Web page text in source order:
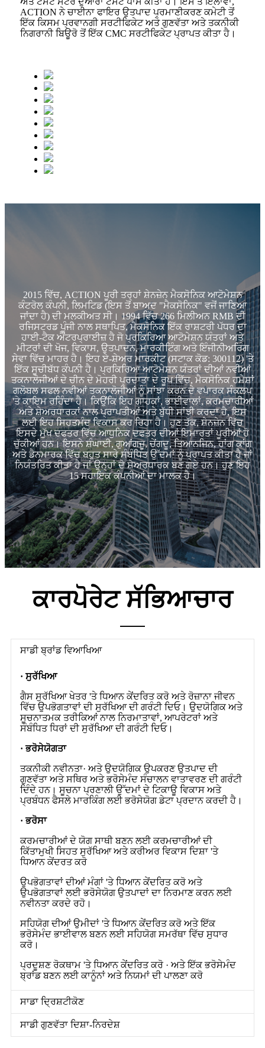
ACTION ਨੇ ਚਾਈਨਾ ਫਾਇਰ ਉਤਪਾਦ ਪ੍ਰਮਾਣੀਕਰਣ ਕਮੇਟੀ ਤੋਂ
ਇੱਕ ਕਿਸਮ ਪ੍ਰਵਾਨਗੀ ਸਰਟੀਫਿਕੇਟ ਅਤੇ ਗੁਣਵੱਤਾ ਅਤੇ ਤਕਨੀਕੀ
ਨਿਗਰਾਨੀ ਬਿਊਰੋ ਤੋਂ ਇੱਕ CMC ਸਰਟੀਫਿਕੇਟ ਪ੍ਰਾਪਤ ਕੀਤਾ ਹੈ।
2015 ਵਿੱਚ, ACTION ਪੂਰੀ ਤਰ੍ਹਾਂ ਸ਼ੇਨਜ਼ੇਨ ਮੈਕਸੋਨਿਕ ਆਟੋਮੇਸ਼ਨ
ਕੰਟਰੋਲ ਕੰਪਨੀ, ਲਿਮਟਿਡ (ਇਸ ਤੋਂ ਬਾਅਦ "ਮੈਕਸੋਨਿਕ" ਵਜੋਂ ਜਾਣਿਆ
ਜਾਂਦਾ ਹੈ) ਦੀ ਮਲਕੀਅਤ ਸੀ। 1994 ਵਿੱਚ 266 ਮਿਲੀਅਨ RMB ਦੀ
ਰਜਿਸਟਰਡ ਪੂੰਜੀ ਨਾਲ ਸਥਾਪਿਤ, ਮੈਕਸੋਨਿਕ ਇੱਕ ਰਾਸ਼ਟਰੀ ਪੱਧਰ ਦਾ
ਹਾਈ-ਟੈਕ ਐਂਟਰਪ੍ਰਾਈਜ਼ ਹੈ ਜੋ ਪ੍ਰਕਿਰਿਆ ਆਟੋਮੇਸ਼ਨ ਯੰਤਰਾਂ ਅਤੇ
ਮੀਟਰਾਂ ਦੀ ਖੋਜ, ਵਿਕਾਸ, ਉਤਪਾਦਨ, ਮਾਰਕੀਟਿੰਗ ਅਤੇ ਇੰਜੀਨੀਅਰਿੰਗ
ਸੇਵਾ ਵਿੱਚ ਮਾਹਰ ਹੈ। ਇਹ ਏ-ਸ਼ੇਅਰ ਮਾਰਕੀਟ (ਸਟਾਕ ਕੋਡ: 300112) 'ਤੇ
ਇੱਕ ਸੂਚੀਬੱਧ ਕੰਪਨੀ ਹੈ। ਪ੍ਰਕਿਰਿਆ ਆਟੋਮੇਸ਼ਨ ਯੰਤਰਾਂ ਦੀਆਂ ਨਵੀਆਂ
ਤਕਨਾਲੋਜੀਆਂ ਦੇ ਚੀਨ ਦੇ ਮੋਹਰੀ ਪ੍ਰਦਾਤਾ ਦੇ ਰੂਪ ਵਿੱਚ, ਮੈਕਸੋਨਿਕ ਹਮੇਸ਼ਾਂ
ਗਲੋਬਲ ਸਫਲ ਨਵੀਆਂ ਤਕਨਾਲੋਜੀਆਂ ਨੂੰ ਸਾਂਝਾ ਕਰਨ ਦੇ ਵਪਾਰਕ ਸੰਕਲਪ
'ਤੇ ਕਾਇਮ ਰਹਿੰਦਾ ਹੈ। ਕਿਉਂਕਿ ਇਹ ਗਾਹਕਾਂ, ਭਾਈਵਾਲਾਂ, ਕਰਮਚਾਰੀਆਂ
ਅਤੇ ਸ਼ੇਅਰਧਾਰਕਾਂ ਨਾਲ ਪ੍ਰਾਪਤੀਆਂ ਅਤੇ ਬੁੱਧੀ ਸਾਂਝੀ ਕਰਦਾ ਹੈ, ਇਸ
ਲਈ ਇਹ ਸਿਹਤਮੰਦ ਵਿਕਾਸ ਕਰ ਰਿਹਾ ਹੈ। ਹੁਣ ਤੱਕ, ਸ਼ੇਨਜ਼ੇਨ ਵਿੱਚ
ਇਸਦੇ ਮੁੱਖ ਦਫਤਰ ਵਿੱਚ ਆਧੁਨਿਕ ਦਫਤਰ ਦੀਆਂ ਇਮਾਰਤਾਂ ਪੂਰੀਆਂ ਹੋ
ਚੁੱਕੀਆਂ ਹਨ। ਇਸਨੇ ਸ਼ੰਘਾਈ, ਗੁਆਂਗਜ਼ੂ, ਚੇਂਗਦੂ, ਤਿਆਨਜਿਨ, ਹਾਂਗ ਕਾਂਗ
ਅਤੇ ਡੈਨਮਾਰਕ ਵਿੱਚ ਬਹੁਤ ਸਾਰੇ ਸੰਬੰਧਿਤ ਉੱਦਮਾਂ ਨੂੰ ਪ੍ਰਾਪਤ ਕੀਤਾ ਹੈ ਜਾਂ
ਨਿਯੰਤਰਿਤ ਕੀਤਾ ਹੈ ਜਾਂ ਉਨ੍ਹਾਂ ਦੇ ਸ਼ੇਅਰਧਾਰਕ ਬਣ ਗਏ ਹਨ। ਹੁਣ ਇਹ
15 ਸਹਾਇਕ ਕੰਪਨੀਆਂ ਦਾ ਮਾਲਕ ਹੈ।
ਕਾਰਪੋਰੇਟ ਸੱਭਿਆਚਾਰ
ਸਾਡੀ ਬ੍ਰਾਂਡ ਵਿਆਖਿਆ
· ਸੁਰੱਖਿਆ
ਗੈਸ ਸੁਰੱਖਿਆ ਖੇਤਰ 'ਤੇ ਧਿਆਨ ਕੇਂਦਰਿਤ ਕਰੋ ਅਤੇ ਰੋਜ਼ਾਨਾ ਜੀਵਨ
ਵਿੱਚ ਉਪਭੋਗਤਾਵਾਂ ਦੀ ਸੁਰੱਖਿਆ ਦੀ ਗਰੰਟੀ ਦਿਓ। ਉਦਯੋਗਿਕ ਅਤੇ
ਸੂਚਨਾਤਮਕ ਤਰੀਕਿਆਂ ਨਾਲ ਨਿਰਮਾਤਾਵਾਂ, ਆਪਰੇਟਰਾਂ ਅਤੇ
ਸੰਬੰਧਿਤ ਧਿਰਾਂ ਦੀ ਸੁਰੱਖਿਆ ਦੀ ਗਰੰਟੀ ਦਿਓ।
· ਭਰੋਸੇਯੋਗਤਾ
ਤਕਨੀਕੀ ਨਵੀਨਤਾ· ਅਤੇ ਉਦਯੋਗਿਕ ਉਪਕਰਣ ਉਤਪਾਦ ਦੀ
ਗੁਣਵੱਤਾ ਅਤੇ ਸਥਿਰ ਅਤੇ ਭਰੋਸੇਮੰਦ ਸੰਚਾਲਨ ਵਾਤਾਵਰਣ ਦੀ ਗਰੰਟੀ
ਦਿੰਦੇ ਹਨ। ਸੂਚਨਾ ਪ੍ਰਣਾਲੀ ਉੱਦਮਾਂ ਦੇ ਟਿਕਾਊ ਵਿਕਾਸ ਅਤੇ
ਪ੍ਰਬੰਧਨ ਫੈਸਲੇ ਮਾਰਕਿੰਗ ਲਈ ਭਰੋਸੇਯੋਗ ਡੇਟਾ ਪ੍ਰਦਾਨ ਕਰਦੀ ਹੈ।
· ਭਰੋਸਾ
ਕਰਮਚਾਰੀਆਂ ਦੇ ਯੋਗ ਸਾਥੀ ਬਣਨ ਲਈ ਕਰਮਚਾਰੀਆਂ ਦੀ
ਕਿੱਤਾਮੁਖੀ ਸਿਹਤ ਸੁਰੱਖਿਆ ਅਤੇ ਕਰੀਅਰ ਵਿਕਾਸ ਦਿਸ਼ਾ 'ਤੇ
ਧਿਆਨ ਕੇਂਦਰਤ ਕਰੋ
ਉਪਭੋਗਤਾਵਾਂ ਦੀਆਂ ਮੰਗਾਂ 'ਤੇ ਧਿਆਨ ਕੇਂਦਰਿਤ ਕਰੋ ਅਤੇ
ਉਪਭੋਗਤਾਵਾਂ ਲਈ ਭਰੋਸੇਯੋਗ ਉਤਪਾਦਾਂ ਦਾ ਨਿਰਮਾਣ ਕਰਨ ਲਈ
ਨਵੀਨਤਾ ਕਰਦੇ ਰਹੋ।
ਸਹਿਯੋਗ ਦੀਆਂ ਉਮੀਦਾਂ 'ਤੇ ਧਿਆਨ ਕੇਂਦਰਿਤ ਕਰੋ ਅਤੇ ਇੱਕ
ਭਰੋਸੇਮੰਦ ਭਾਈਵਾਲ ਬਣਨ ਲਈ ਸਹਿਯੋਗ ਸਮਰੱਥਾ ਵਿੱਚ ਸੁਧਾਰ
ਕਰੋ।
ਪ੍ਰਦੂਸ਼ਣ ਰੋਕਥਾਮ 'ਤੇ ਧਿਆਨ ਕੇਂਦਰਿਤ ਕਰੋ · ਅਤੇ ਇੱਕ ਭਰੋਸੇਮੰਦ
ਬ੍ਰਾਂਡ ਬਣਨ ਲਈ ਕਾਨੂੰਨਾਂ ਅਤੇ ਨਿਯਮਾਂ ਦੀ ਪਾਲਣਾ ਕਰੋ
ਸਾਡਾ ਦ੍ਰਿਸ਼ਟੀਕੋਣ
ਸਾਡੀ ਗੁਣਵੱਤਾ ਦਿਸ਼ਾ-ਨਿਰਦੇਸ਼